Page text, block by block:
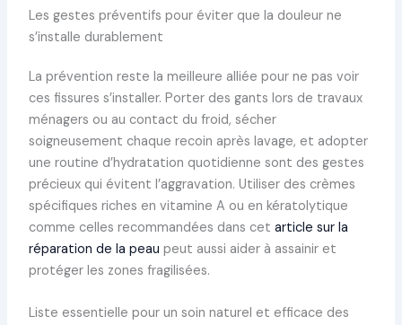
Les gestes préventifs pour éviter que la douleur ne
s’installe durablement
La prévention reste la meilleure alliée pour ne pas voir
ces fissures s’installer. Porter des gants lors de travaux
ménagers ou au contact du froid, sécher
soigneusement chaque recoin après lavage, et adopter
une routine d’hydratation quotidienne sont des gestes
précieux qui évitent l’aggravation. Utiliser des crèmes
spécifiques riches en vitamine A ou en kératolytique
comme celles recommandées dans cet article sur la
réparation de la peau peut aussi aider à assainir et
protéger les zones fragilisées.
Liste essentielle pour un soin naturel et efficace des